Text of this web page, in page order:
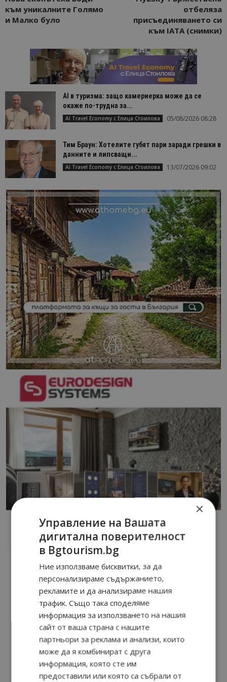
към уникалните Голямо
и Малко було
отбеляза
присъединяването си
към IATA (снимки)
AI в туризма: защо камериерка може да се
окаже по-трудна за...
AI Travel Economy с Елица Стоилова 05/08/2026 08:28
Тим Браун: Хотелите губят пари заради грешки в
данните и липсващи...
AI Travel Economy с Елица Стоилова 13/07/2026 09:02
×
Управление на Вашата
дигитална поверителност
в Bgtourism.bg
Ние използваме бисквитки, за да
персонализираме съдържанието,
рекламите и да анализираме нашия
трафик. Също така споделяме
информация за използването на нашия
сайт от ваша страна с нашите
партньори за реклама и анализи, които
може да я комбинират с друга
информация, която сте им
предоставили или която са събрали от